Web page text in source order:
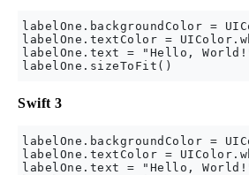
labelOne.backgroundColor =
labelOne.textColor =
labelOne.text = "Hello,
Swift 3
labelOne.backgroundColor =
labelOne.textColor =
labelOne.text = "Hello,